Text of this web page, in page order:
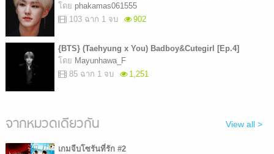
โดย phakamas061555
103 ฉาก 1 จบ
902
{BTS} (Taehyung x You) Badboy&Cutegirl [Ep.4]
โดย Mayunhawa_F
85 ฉาก 1 จบ
1,251
จากหมวดเดียวกัน View all >
เกมจีบโซรันที่รัก #2